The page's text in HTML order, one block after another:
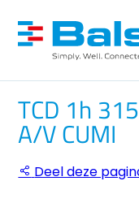
TCD 1h
A/V CUMI
Deel deze